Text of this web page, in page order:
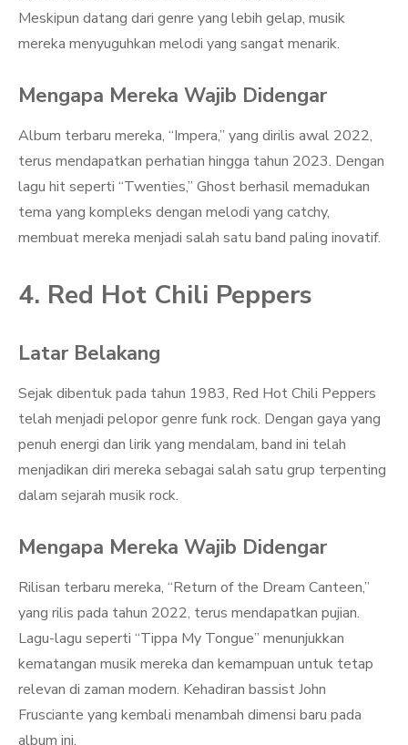
Meskipun datang dari genre yang lebih gelap, musik
mereka menyuguhkan melodi yang sangat menarik.
Mengapa Mereka Wajib Didengar
Album terbaru mereka, “Impera,” yang dirilis awal 2022,
terus mendapatkan perhatian hingga tahun 2023. Dengan
lagu hit seperti “Twenties,” Ghost berhasil memadukan
tema yang kompleks dengan melodi yang catchy,
membuat mereka menjadi salah satu band paling inovatif.
4. Red Hot Chili Peppers
Latar Belakang
Sejak dibentuk pada tahun 1983, Red Hot Chili Peppers
telah menjadi pelopor genre funk rock. Dengan gaya yang
penuh energi dan lirik yang mendalam, band ini telah
menjadikan diri mereka sebagai salah satu grup terpenting
dalam sejarah musik rock.
Mengapa Mereka Wajib Didengar
Rilisan terbaru mereka, “Return of the Dream Canteen,”
yang rilis pada tahun 2022, terus mendapatkan pujian.
Lagu-lagu seperti “Tippa My Tongue” menunjukkan
kematangan musik mereka dan kemampuan untuk tetap
relevan di zaman modern. Kehadiran bassist John
Frusciante yang kembali menambah dimensi baru pada
album ini.